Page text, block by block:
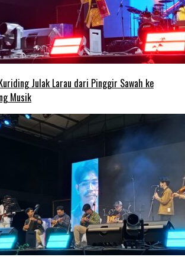
Julak Larau dari Pinggir Sawah ke
Musik